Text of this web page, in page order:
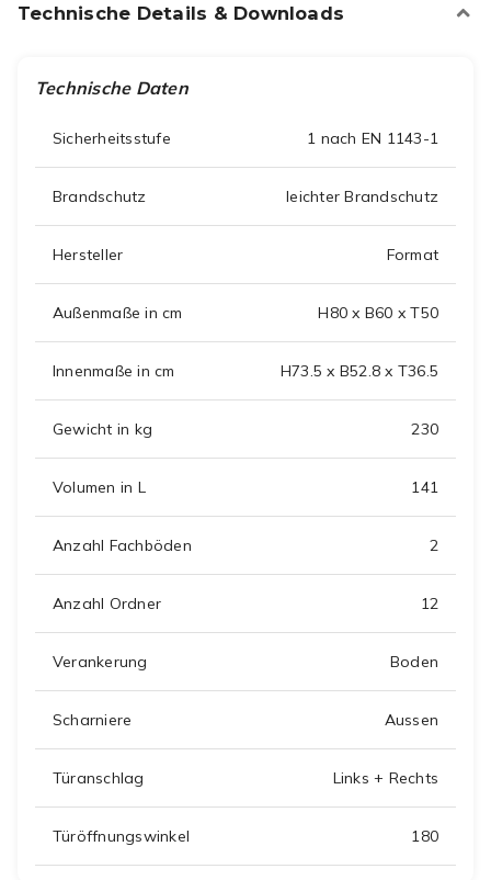
Technische Details & Downloads
Technische Daten
Sicherheitsstufe 1 nach EN 1143-1
Brandschutz leichter Brandschutz
Hersteller Format
Außenmaße in cm H80 x B60 x T50
Innenmaße in cm H73.5 x B52.8 x T36.5
Gewicht in kg 230
Volumen in L 141
Anzahl Fachböden 2
Anzahl Ordner 12
Verankerung Boden
Scharniere Aussen
Türanschlag Links + Rechts
Türöffnungswinkel 180